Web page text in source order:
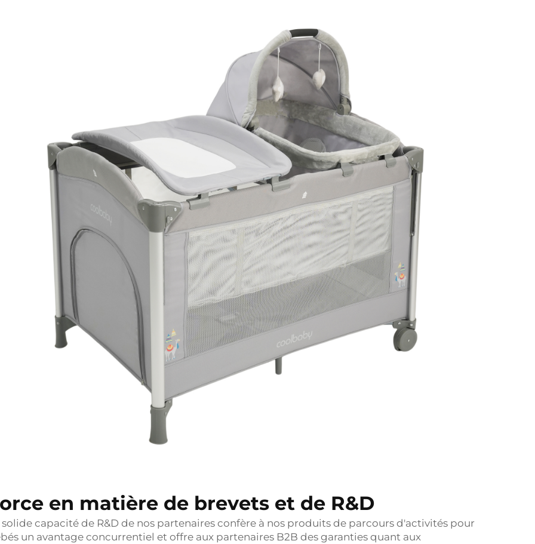
en matière de brevets et de R&D
solide capacité de R&D de nos partenaires confère à nos produits de parcours d'activités pour
un avantage concurrentiel et offre aux partenaires B2B des garanties quant aux